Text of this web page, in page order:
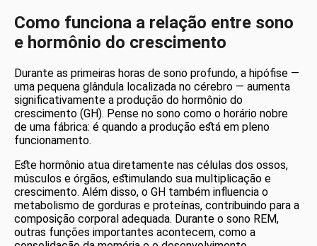
Como funciona a relação entre sono
e hormônio do crescimento
Durante as primeiras horas de sono profundo, a hipófise —
uma pequena glândula localizada no cérebro — aumenta
significativamente a produção do hormônio do
crescimento (GH). Pense no sono como o horário nobre
de uma fábrica: é quando a produção está em pleno
funcionamento.
Este hormônio atua diretamente nas células dos ossos,
músculos e órgãos, estimulando sua multiplicação e
crescimento. Além disso, o GH também influencia o
metabolismo de gorduras e proteínas, contribuindo para a
composição corporal adequada. Durante o sono REM,
outras funções importantes acontecem, como a